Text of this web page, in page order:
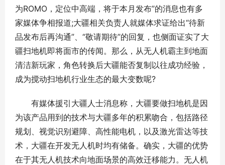
为ROMO，定位中高端，将于本月发布”的消息也有多
家媒体争相报道;大疆相关负责人就媒体求证给出“待新
品发布后再沟通”、“敬请期待”的回复，也侧面证实了大
疆扫地机即将面市的传闻。那么，从无人机霸主到地面
清洁新玩家，角色转换后大疆能否复制以往成功经验，
成为搅动扫地机行业生态的最大变数呢?
有媒体援引大疆人士消息称，大疆要做扫地机是因
为该产品用到的技术与大疆多年的积累吻合，包括路径
规划、视觉识别避障、高性能电机，以及激光雷达等技
术，大疆在开发无人机时均有储备。确实，大疆的优势
在于其无人机技术向地面场景的高效迁移能力。无人机